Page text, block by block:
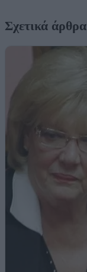
Σχετικά άρθρα